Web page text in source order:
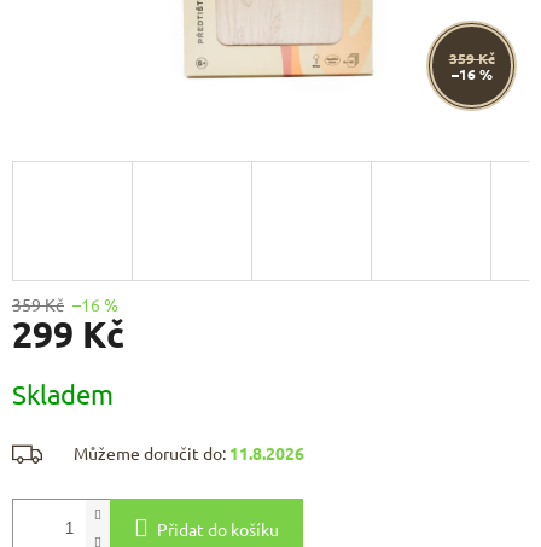
359 Kč
–16 %
359 Kč –16 %
299 Kč
cena:
Skladem
Můžeme doručit do: 11.8.2026
Přidat do košíku